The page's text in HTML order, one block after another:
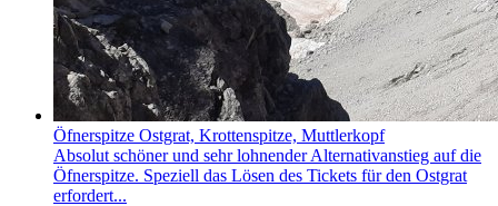
Öfnerspitze Ostgrat, Krottenspitze, Muttlerkopf
Absolut schöner und sehr lohnender Alternativanstieg auf die
Öfnerspitze. Speziell das Lösen des Tickets für den Ostgrat
erfordert...